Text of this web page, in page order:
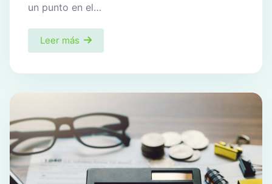
un punto en el…
Leer más